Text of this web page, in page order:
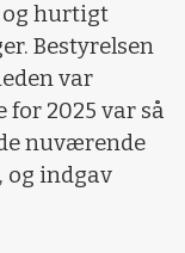
hurtigt
Bestyrelsen
var
2025 var så
nuværende
og indgav